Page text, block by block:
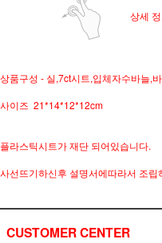
상세
상품구성 - 실,7ct시트,입체자수바늘,
사이즈 21*14*12*12cm
플라스틱시트가 재단 되어있습니다.
사선뜨기하신후 설명서에따라서 조립
CUSTOMER CENTER